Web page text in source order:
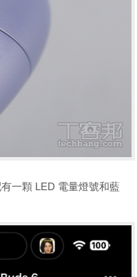
一顆 LED 電量燈號和藍